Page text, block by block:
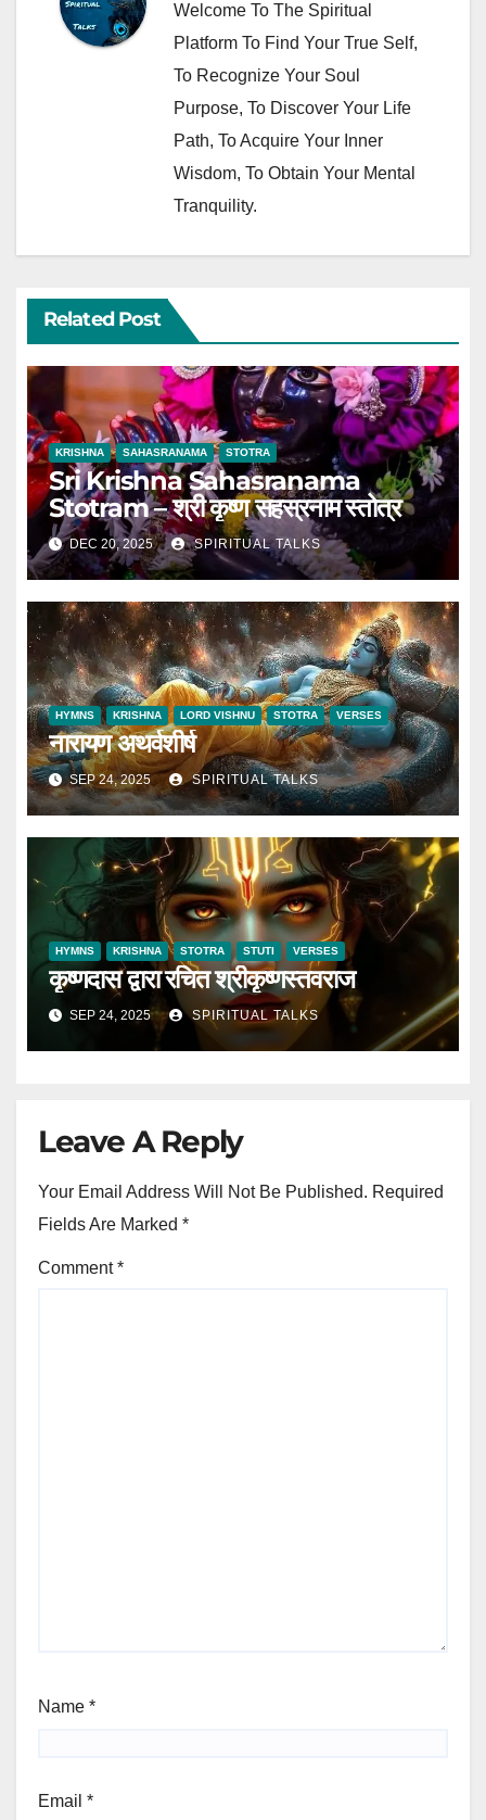
Welcome To The Spiritual
Platform To Find Your True Self,
To Recognize Your Soul
Purpose, To Discover Your Life
Path, To Acquire Your Inner
Wisdom, To Obtain Your Mental
Tranquility.
Related Post
KRISHNA SAHASRANAMA STOTRA
Sri Krishna Sahasranama
Stotram – श्री कृष्ण सहस्रनाम स्तोत्र
DEC 20, 2025 SPIRITUAL TALKS
HYMNS KRISHNA LORD VISHNU STOTRA VERSES
नारायण अथर्वशीर्ष
SEP 24, 2025 SPIRITUAL TALKS
HYMNS KRISHNA STOTRA STUTI VERSES
कृष्णदास द्वारा रचित श्रीकृष्णस्तवराज
SEP 24, 2025 SPIRITUAL TALKS
Leave A Reply
Your Email Address Will Not Be Published. Required
Fields Are Marked *
Comment*
Name *
Email *